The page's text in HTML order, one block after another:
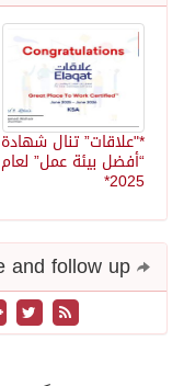
*"علاقات” تنال شهادة
“أفضل بيئة عمل” لعام
2025*